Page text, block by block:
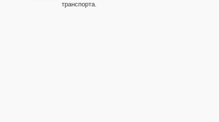
транспорта.